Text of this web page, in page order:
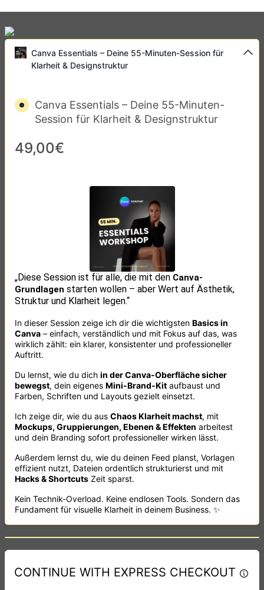
Canva Essentials – Deine 55-Minuten-Session für
Klarheit & Designstruktur
Canva Essentials – Deine 55-Minuten-
Session für Klarheit & Designstruktur
49,00€
„Diese Session ist für alle, die mit den Canva-
Grundlagen starten wollen – aber Wert auf Ästhetik,
Struktur und Klarheit legen.“
In dieser Session zeige ich dir die wichtigsten Basics in
Canva – einfach, verständlich und mit Fokus auf das, was
wirklich zählt: ein klarer, konsistenter und professioneller
Auftritt.
Du lernst, wie du dich in der Canva-Oberfläche sicher
bewegst, dein eigenes Mini-Brand-Kit aufbaust und
Farben, Schriften und Layouts gezielt einsetzt.
Ich zeige dir, wie du aus Chaos Klarheit machst, mit
Mockups, Gruppierungen, Ebenen & Effekten arbeitest
und dein Branding sofort professioneller wirken lässt.
Außerdem lernst du, wie du deinen Feed planst, Vorlagen
effizient nutzt, Dateien ordentlich strukturierst und mit
Hacks & Shortcuts Zeit sparst.
Kein Technik-Overload. Keine endlosen Tools. Sondern das
Fundament für visuelle Klarheit in deinem Business. ✨
CONTINUE WITH EXPRESS CHECKOUT